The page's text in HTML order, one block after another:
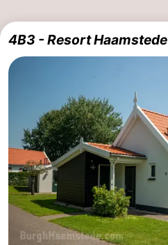
Sport
Schwimmbader
Radfahren
Wandern
-
Reiten
-
Golfplatze
4B3 - Resort Haamstede